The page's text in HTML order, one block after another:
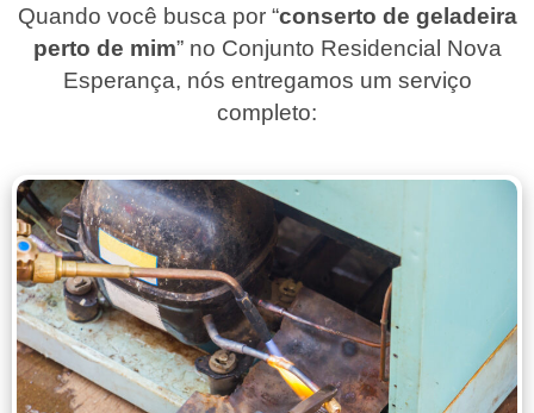
Quando você busca por “conserto de geladeira
perto de mim” no Conjunto Residencial Nova
Esperança, nós entregamos um serviço
completo: